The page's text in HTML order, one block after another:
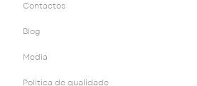
Contactos
Blog
Media
Política de qualidade